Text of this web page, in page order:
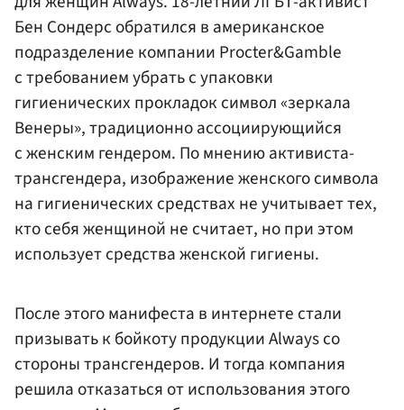
Бен Сондерс обратился в американское
подразделение компании Procter&Gamble
с требованием убрать с упаковки
гигиенических прокладок символ «зеркала
Венеры», традиционно ассоциирующийся
с женским гендером. По мнению активиста-
трансгендера, изображение женского символа
на гигиенических средствах не учитывает тех,
кто себя женщиной не считает, но при этом
использует средства женской гигиены.
После этого манифеста в интернете стали
призывать к бойкоту продукции Always со
стороны трансгендеров. И тогда компания
решила отказаться от использования этого